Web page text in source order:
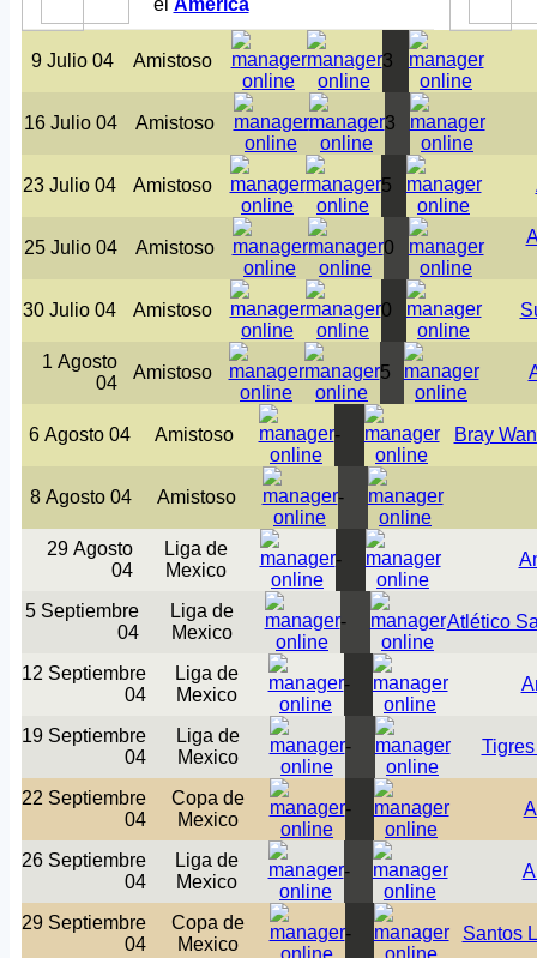
el América
9 Julio 04 Amistoso 3
16 Julio 04 Amistoso 3
23 Julio 04 Amistoso 5
25 Julio 04 Amistoso 0
30 Julio 04 Amistoso 0
1 Agosto
04
Amistoso 5
6 Agosto 04 Amistoso - Bray
8 Agosto 04 Amistoso -
29 Agosto
04
Liga de
Mexico
-
5 Septiembre
04
Liga de
Mexico
- Atlético
12 Septiembre
04
Liga de
Mexico
-
19 Septiembre
04
Liga de
Mexico
-
22 Septiembre
04
Copa de
Mexico
-
26 Septiembre
04
Liga de
Mexico
-
29 Septiembre
04
Copa de
Mexico
- Santos